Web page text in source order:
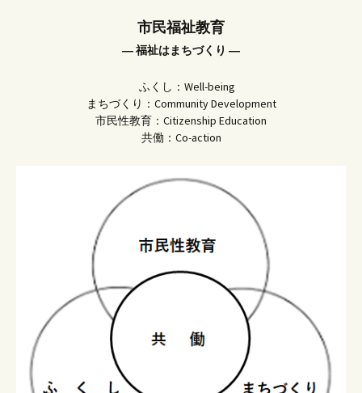
市民福祉教育
― 福祉はまちづくり ―
ふくし：Well-being
まちづくり：Community Development
市民性教育：Citizenship Education
共働：Co-action